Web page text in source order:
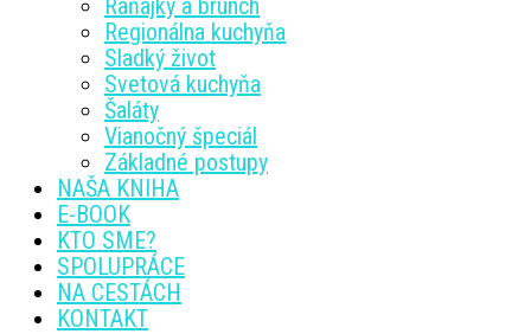
Raňajky a brunch
Regionálna kuchyňa
Sladký život
Svetová kuchyňa
Šaláty
Vianočný špeciál
Základné postupy
NAŠA KNIHA
E-BOOK
KTO SME?
SPOLUPRÁCE
NA CESTÁCH
KONTAKT